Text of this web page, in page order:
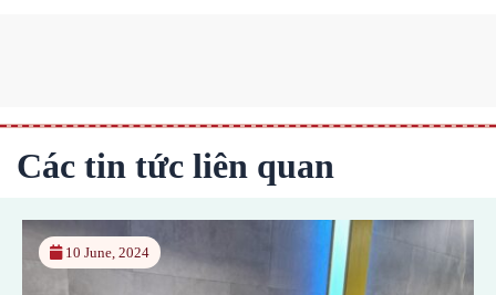
Các tin tức liên quan
10 June, 2024